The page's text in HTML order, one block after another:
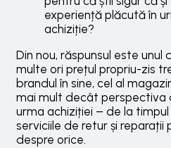
experiență plăcută în
achiziție?
Din nou, răspunsul este unul
multe ori prețul propriu-zis
brandul în sine, cel al
mai mult decât perspectiva
urma achiziției – de la timpul
serviciile de retur și
despre orice.